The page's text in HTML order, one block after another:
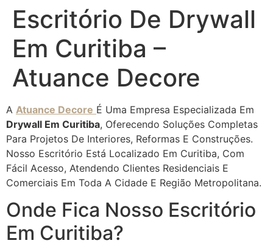
Escritório De Drywall
Em Curitiba –
Atuance Decore
A Atuance Decore É Uma Empresa Especializada Em
Drywall Em Curitiba, Oferecendo Soluções Completas
Para Projetos De Interiores, Reformas E Construções.
Nosso Escritório Está Localizado Em Curitiba, Com
Fácil Acesso, Atendendo Clientes Residenciais E
Comerciais Em Toda A Cidade E Região Metropolitana.
Onde Fica Nosso Escritório
Em Curitiba?